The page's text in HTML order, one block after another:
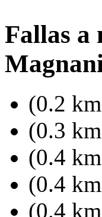
Fallas a
(0.2
(0.3
(0.4
(0.4
(0.4